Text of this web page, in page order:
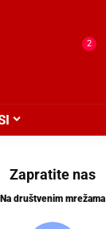
2
Zapratite nas
Na društvenim mrežama